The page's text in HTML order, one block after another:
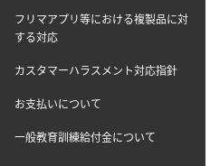
フリマアプリ等における複製品に対
する対応
カスタマーハラスメント対応指針
お支払いについて
一般教育訓練給付金について